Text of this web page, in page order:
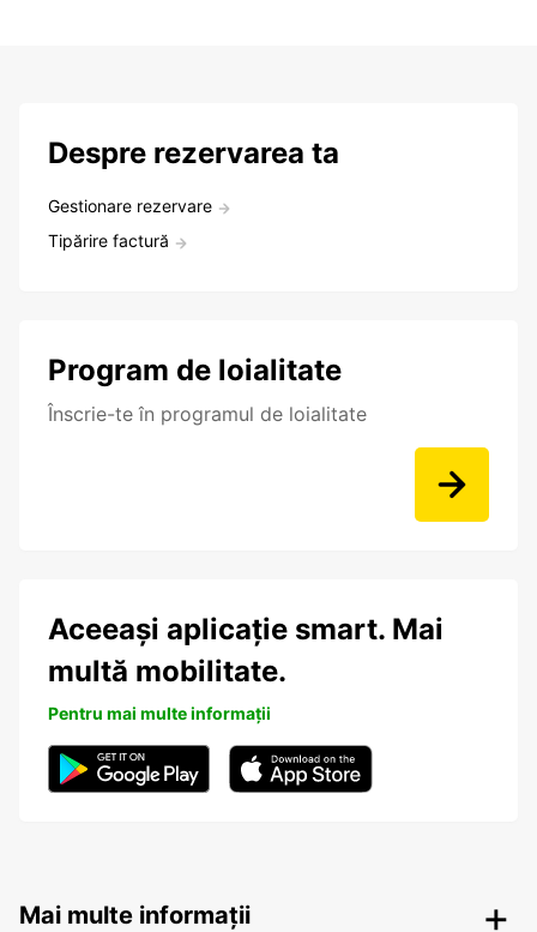
Despre rezervarea ta
Gestionare rezervare
Tipărire factură
Program de loialitate
Înscrie-te în programul de loialitate
Aceeași aplicație smart. Mai
multă mobilitate.
Pentru mai multe informații
Mai multe informații